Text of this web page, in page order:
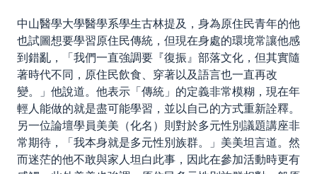
中山醫學大學醫學系學生古林提及，身為原住民青年的他
也試圖想要學習原住民傳統，但現在身處的環境常讓他感
到錯亂，「我們一直強調要『復振』部落文化，但其實隨
著時代不同，原住民飲食、穿著以及語言也一直再改
變。」他說道。他表示「傳統」的定義非常模糊，現在年
輕人能做的就是盡可能學習，並以自己的方式重新詮釋。
另一位論壇學員美美（化名）則對於多元性別議題講座非
常期待，「我本身就是多元性別族群。」美美坦言道。然
而迷茫的他不敢與家人坦白此事，因此在參加活動時更有